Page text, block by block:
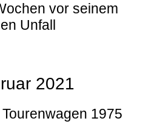
vor seinem
Unfall
2021
1975